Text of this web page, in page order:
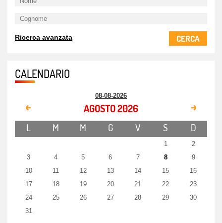
CERCA
Ricerca avanzata
CALENDARIO
08-08-2026
AGOSTO 2026
L M M G V S D
1
2
3
4 5 6 7 8
9
10
11 12 13 14 15
16
17
18 19 20 21 22
23
24
25 26 27 28 29
30
31